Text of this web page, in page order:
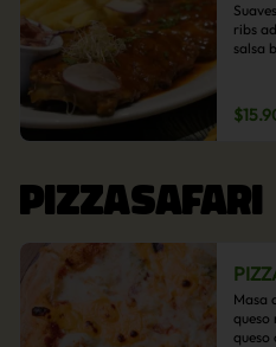
ribs
salsa
fritas,
PIZZASAFARI
Masa
queso
queso